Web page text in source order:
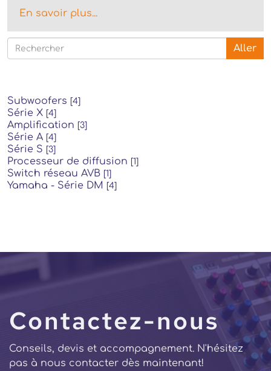
En savoir plus...
Aller
Subwoofers [4]
Série X [4]
Amplification [3]
Série A [4]
Série S [3]
Processeur de diffusion [1]
Switch réseau AVB [1]
Yamaha - Série DM [4]
Contactez-nous
Conseils, devis et accompagnement. N'hésitez
pas à nous contacter dès maintenant!